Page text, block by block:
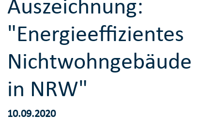
"Energieeffizientes
Nichtwohngebäude
in NRW"
10.09.2020